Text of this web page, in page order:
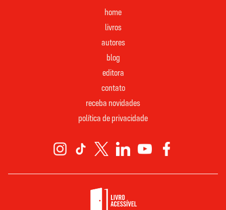
home
livros
autores
blog
editora
contato
receba novidades
política de privacidade